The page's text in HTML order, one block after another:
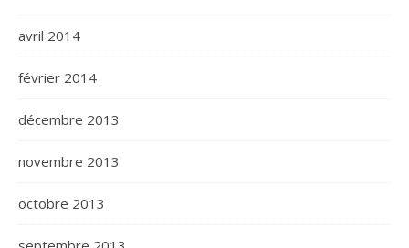
avril 2014
février 2014
décembre 2013
novembre 2013
octobre 2013